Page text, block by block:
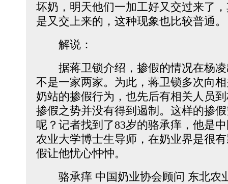
坏奶，明天他们一加工好又交过来了
是又交上来的，这种现象也比较普通。
解说：
据蒋卫锁介绍，掺假的情况在杨凌
不是一家两家。为此，蒋卫锁多次向
奶站的掺假行为，也先后有相关人员
掺假之势并没有得到遏制。这样的掺
呢？记者找到了83岁的骆承痒，他是
农业大学博士生导师，在奶业界是很
假让他忧心忡忡。
骆承痒 中国奶业协会顾问 东北农